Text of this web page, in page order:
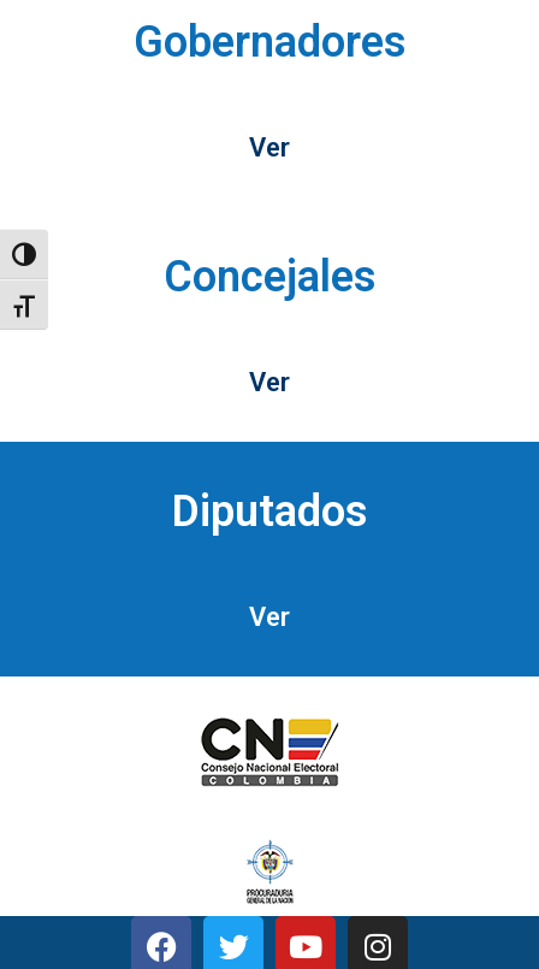
Toggle High Contrast
Toggle Font size
Gobernadores
Ver
Concejales
Ver
Diputados
Ver